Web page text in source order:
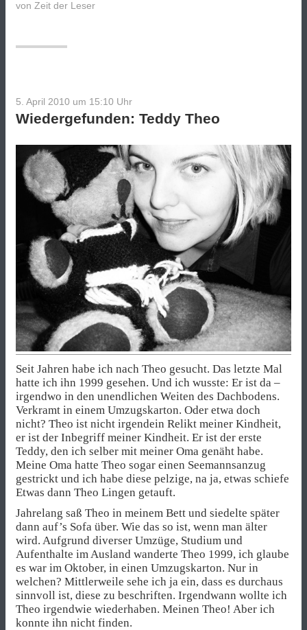
von Zeit der Leser
5. April 2010 um 15:10 Uhr
Wiedergefunden: Teddy Theo
Seit Jahren habe ich nach Theo gesucht. Das letzte Mal
hatte ich ihn 1999 gesehen. Und ich wusste: Er ist da –
irgendwo in den unendlichen Weiten des Dachbodens.
Verkramt in einem Umzugskarton. Oder etwa doch
nicht? Theo ist nicht irgendein Relikt meiner Kindheit,
er ist der Inbegriff meiner Kindheit. Er ist der erste
Teddy, den ich selber mit meiner Oma genäht habe.
Meine Oma hatte Theo sogar einen Seemannsanzug
gestrickt und ich habe diese pelzige, na ja, etwas schiefe
Etwas dann Theo Lingen getauft.
Jahrelang saß Theo in meinem Bett und siedelte später
dann auf’s Sofa über. Wie das so ist, wenn man älter
wird. Aufgrund diverser Umzüge, Studium und
Aufenthalte im Ausland wanderte Theo 1999, ich glaube
es war im Oktober, in einen Umzugskarton. Nur in
welchen? Mittlerweile sehe ich ja ein, dass es durchaus
sinnvoll ist, diese zu beschriften. Irgendwann wollte ich
Theo irgendwie wiederhaben. Meinen Theo! Aber ich
konnte ihn nicht finden.